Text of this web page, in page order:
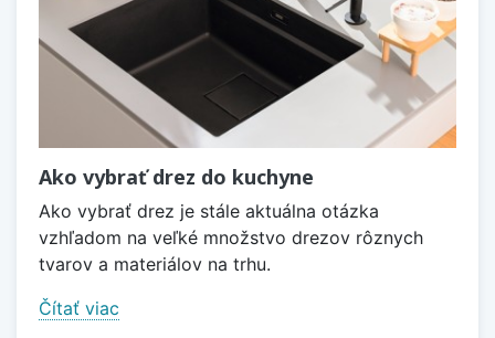
Ako vybrať drez do kuchyne
Ako vybrať drez je stále aktuálna otázka
vzhľadom na veľké množstvo drezov rôznych
tvarov a materiálov na trhu.
Čítať viac